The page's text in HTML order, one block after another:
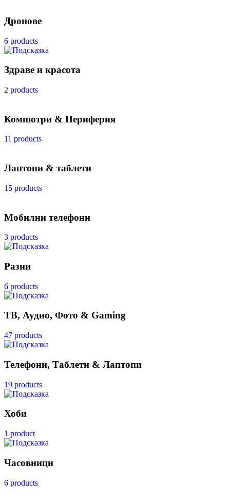
Дронове
6 products
Здраве и красота
2 products
Компютри & Периферия
11 products
Лаптопи & таблети
15 products
Мобилни телефони
3 products
Разни
6 products
ТВ, Аудио, Фото & Gaming
47 products
Телефони, Таблети & Лаптопи
19 products
Хоби
1 product
Часовници
6 products